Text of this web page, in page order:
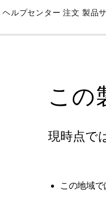
Skip
Main
ヘルプセンター 注文 製品
こ
現時点で
この地域